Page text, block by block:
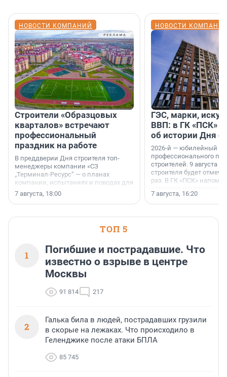
НОВОСТИ КОМПАНИЙ
Строители «Образцовых
кварталов» встречают
профессиональный
праздник на работе
В преддверии Дня строителя топ-
менеджеры компании «СЗ
„Терминал-Ресурс“ — о планах
компании, испытаниях и поводах для
осторожного оптимизма.
7 августа, 18:00
НОВОСТИ
ГЭС, марки,
ВВП: в ГК «ПСК»
об истории Дня
2026-й — юбилейный
профессионального
строителей. 9 августа
строителя будет
раз. В ГК «ПСК»
поменялась роль
7 августа, 16:20
ТОП 5
1
Погибшие и пострадавшие. Что
известно о взрыве в центре
Москвы
91 814 217
2
Галька била в людей, пострадавших грузили
в скорые на лежаках. Что происходило в
Геленджике после атаки БПЛА
85 745